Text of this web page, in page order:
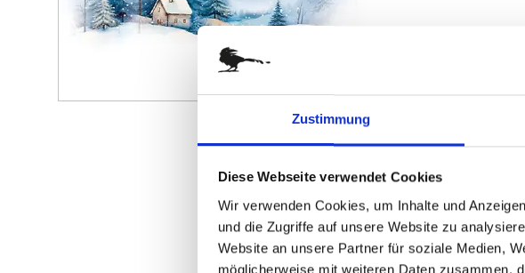
Zustimmung
Diese Webseite verwendet Cookies
Wir verwenden Cookies, um Inhalte und
und die Zugriffe auf unsere Website zu
Website an unsere Partner für soziale Medien,
möglicherweise mit weiteren Daten zusammen,